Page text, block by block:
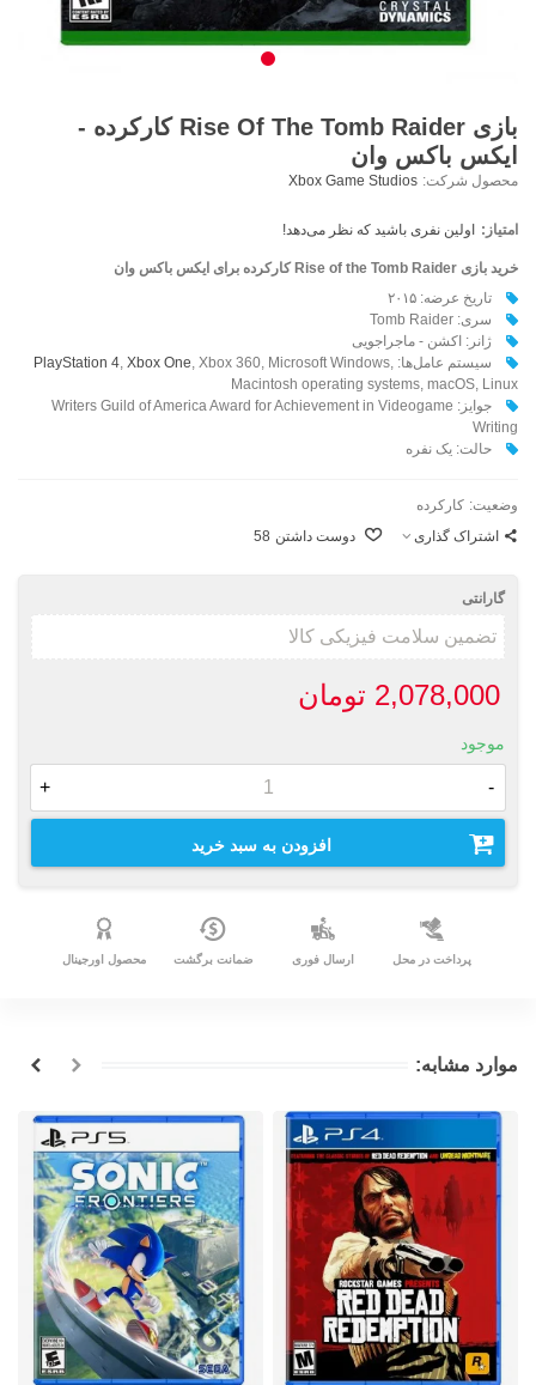
بازی Rise Of The Tomb Raider کارکرده -
ایکس باکس وان
محصول شرکت: Xbox Game Studios
امتیاز: اولین نفری باشید که نظر می‌دهد!
خرید بازی Rise of the Tomb Raider کارکرده برای ایکس باکس وان
تاریخ عرضه: ۲۰۱۵
سری: Tomb Raider
ژانر: اکشن - ماجراجویی
سیستم عامل‌ها:
PlayStation 4, Xbox One , Xbox 360, Microsoft Windows,
Macintosh operating systems, macOS, Linux
جوایز: Writers Guild of America Award for Achievement in Videogame
Writing
حالت: یک نفره
وضعیت: کارکرده
اشتراک گذاری
دوست داشتن 58
گارانتی
2,078,000 تومان
موجود
-
+
افزودن به سبد خرید
پرداخت در محل ارسال فوری ضمانت برگشت محصول اورجینال
موارد مشابه: